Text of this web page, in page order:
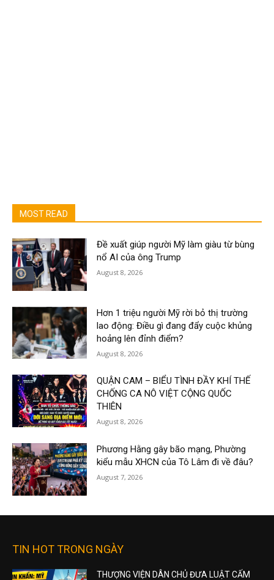
MOST READ
Đề xuất giúp người Mỹ làm giàu từ bùng
nổ AI của ông Trump
August 8, 2026
Hơn 1 triệu người Mỹ rời bỏ thị trường
lao động: Điều gì đang đẩy cuộc khủng
hoảng lên đỉnh điểm?
August 8, 2026
QUẬN CAM – BIỂU TÌNH ĐẦY KHÍ THẾ
CHỐNG CA NÔ VIỆT CỘNG QUỐC
THIÊN
August 8, 2026
Phương Hằng gây bão mạng, Phường
kiểu mẫu XHCN của Tô Lâm đi về đâu?
August 7, 2026
TIN HOT TRONG NGÀY
THƯỢNG VIỆN DÂN CHỦ ĐƯA LUẬT CẤM